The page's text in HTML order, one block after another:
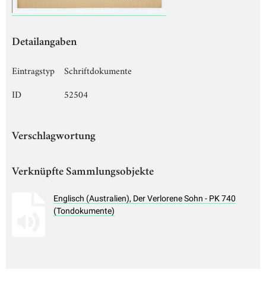
Detailangaben
Eintragstyp
Schriftdokumente
ID
52504
Verschlagwortung
Verknüpfte Sammlungsobjekte
Englisch (Australien), Der Verlorene Sohn - PK 740
(Tondokumente)